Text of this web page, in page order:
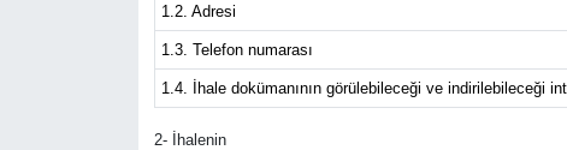
1.2. Adresi
1.3. Telefon numarası
1.4. İhale dokümanının görülebileceği ve indirilebileceği
2- İhalenin